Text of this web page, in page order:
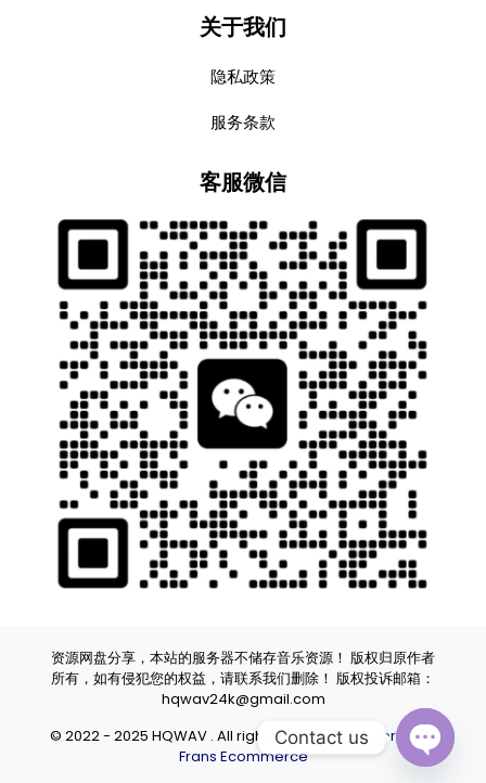
关于我们
隐私政策
服务条款
客服微信
资源网盘分享，本站的服务器不储存音乐资源！ 版权归原作者
所有，如有侵犯您的权益，请联系我们删除！ 版权投诉邮箱：
hqwav24k@gmail.com
© 2022 - 2025 HQWAV . All rights reserved.Powered by
Frans Ecommerce
Contact us